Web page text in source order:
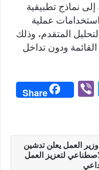
نماذج تطبيقية
استخدامات عملية
المتقدم، وذلك
ودون تداخل
T
gr
a
Vi
b
Share
العمل يعلن تدشين
لتعزيز العمل